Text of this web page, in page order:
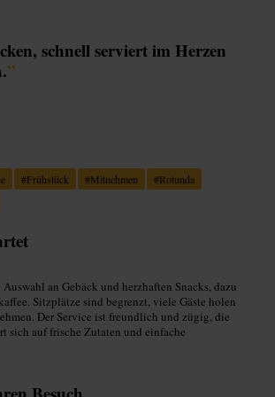
schnell serviert im Herzen
”
#Frühstück #Mitnehmen #Rotunda
an Gebäck und herzhaften Snacks, dazu
Sitzplätze sind begrenzt, viele Gäste holen
Der Service ist freundlich und zügig, die
sich auf frische Zutaten und einfache